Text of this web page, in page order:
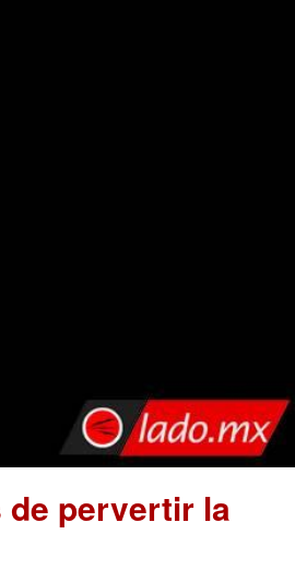
pervertir la